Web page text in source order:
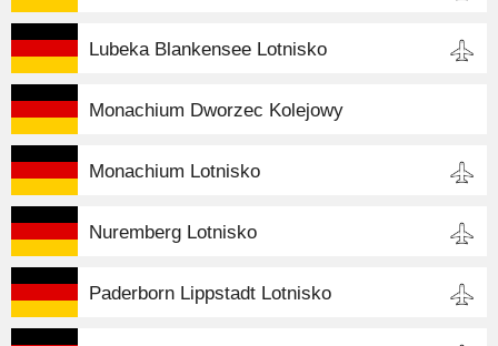
Lubeka Blankensee Lotnisko
Monachium Dworzec Kolejowy
Monachium Lotnisko
Nuremberg Lotnisko
Paderborn Lippstadt Lotnisko